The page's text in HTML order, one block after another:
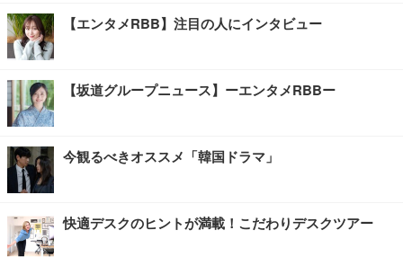
【エンタメRBB】注目の人にインタビュー
【坂道グループニュース】ーエンタメRBBー
今観るべきオススメ「韓国ドラマ」
快適デスクのヒントが満載！こだわりデスクツアー